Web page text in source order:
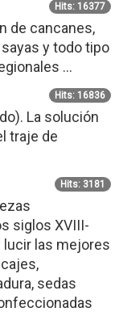
Hits: 16377
de cancanes,
y todo tipo
...
Hits: 16836
La solución
traje de
Hits: 3181
siglos XVIII-
lucir las mejores
sedas